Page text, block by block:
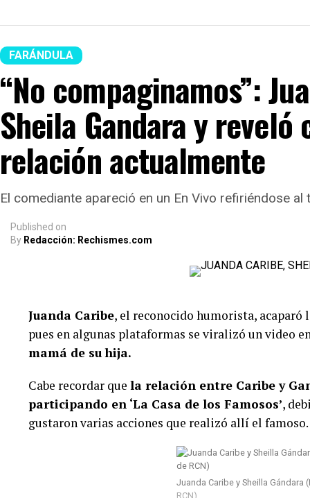
FARÁNDULA
“No compaginamos”:
Sheila Gandara y reveló
relación actualmente
El comediante apareció en un En Vivo refiriéndose al
Published on
By Redacción: Rechismes.com
Juanda Caribe, el reconocido humorista, acaparó
pues en algunas plataformas se viralizó un video
mamá de su hija.
Cabe recordar que la relación entre Caribe y
participando en ‘La Casa de los Famosos’,
gustaron varias acciones que realizó allí el famoso.
Juanda Caribe y Sheilla Gándara
RCN)